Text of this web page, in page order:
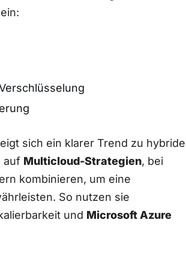
sich ein klarer Trend zu ‌hybride
auf Multicloud-Strategien, bei
kombinieren, um eine
So nutzen sie
⁤und Microsoft Azure